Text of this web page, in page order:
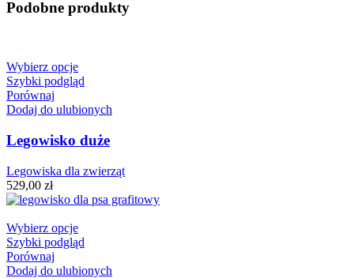
Podobne produkty
Wybierz opcje
Szybki podgląd
Porównaj
Dodaj do ulubionych
Legowisko duże
Legowiska dla zwierząt
529,00 zł
Wybierz opcje
Szybki podgląd
Porównaj
Dodaj do ulubionych